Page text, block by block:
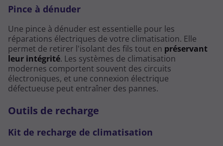
Pince à dénuder
Une pince à dénuder est essentielle pour les
réparations électriques de votre climatisation. Elle
permet de retirer l'isolant des fils tout en préservant
leur intégrité. Les systèmes de climatisation
modernes comportent souvent des circuits
électroniques, et une connexion électrique
défectueuse peut entraîner des pannes.
Outils de recharge
Kit de recharge de climatisation